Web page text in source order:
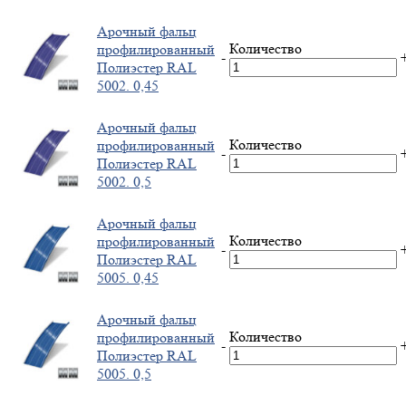
Арочный фальц
профилированный
Полиэстер RAL
5002. 0,45
-
Количество
Арочный фальц
профилированный
Полиэстер RAL
5002. 0,5
-
Количество
Арочный фальц
профилированный
Полиэстер RAL
5005. 0,45
-
Количество
Арочный фальц
профилированный
Полиэстер RAL
5005. 0,5
-
Количество